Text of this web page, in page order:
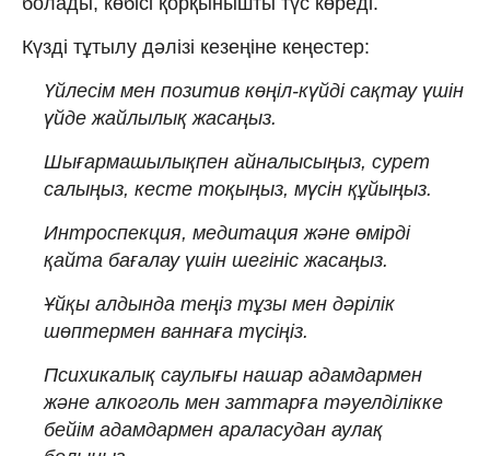
Күзді тұтылу дәлізі кезеңіне кеңестер:
Үйлесім мен позитив көңіл-күйді сақтау үшін
үйде жайлылық жасаңыз.
Шығармашылықпен айналысыңыз, сурет
салыңыз, кесте тоқыңыз, мүсін құйыңыз.
Интроспекция, медитация және өмірді
қайта бағалау үшін шегініс жасаңыз.
Ұйқы алдында теңіз тұзы мен дәрілік
шөптермен ваннаға түсіңіз.
Психикалық саулығы нашар адамдармен
және алкоголь мен заттарға тәуелділікке
бейім адамдармен араласудан аулақ